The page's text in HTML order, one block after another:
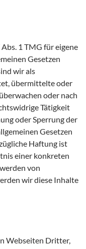
1 TMG für eigene
Gesetzen
wir als
übermittelte oder
oder nach
Tätigkeit
oder Sperrung der
Gesetzen
Haftung ist
einer konkreten
von
wir diese Inhalte
Webseiten Dritter,